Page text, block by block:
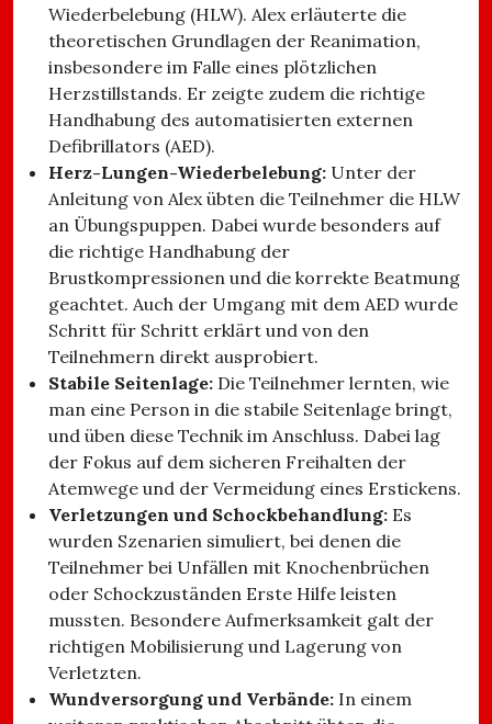
Wiederbelebung (HLW). Alex erläuterte die
theoretischen Grundlagen der Reanimation,
insbesondere im Falle eines plötzlichen
Herzstillstands. Er zeigte zudem die richtige
Handhabung des automatisierten externen
Defibrillators (AED).
Herz-Lungen-Wiederbelebung: Unter der
Anleitung von Alex übten die Teilnehmer die HLW
an Übungspuppen. Dabei wurde besonders auf
die richtige Handhabung der
Brustkompressionen und die korrekte Beatmung
geachtet. Auch der Umgang mit dem AED wurde
Schritt für Schritt erklärt und von den
Teilnehmern direkt ausprobiert.
Stabile Seitenlage: Die Teilnehmer lernten, wie
man eine Person in die stabile Seitenlage bringt,
und üben diese Technik im Anschluss. Dabei lag
der Fokus auf dem sicheren Freihalten der
Atemwege und der Vermeidung eines Erstickens.
Verletzungen und Schockbehandlung: Es
wurden Szenarien simuliert, bei denen die
Teilnehmer bei Unfällen mit Knochenbrüchen
oder Schockzuständen Erste Hilfe leisten
mussten. Besondere Aufmerksamkeit galt der
richtigen Mobilisierung und Lagerung von
Verletzten.
Wundversorgung und Verbände: In einem